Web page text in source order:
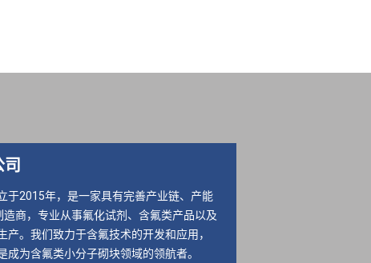
于2015年，是一家具有完善产业链、产能
商，专业从事氟化试剂、含氟类产品以及
。我们致力于含氟技术的开发和应用，
为含氟类小分子砌块领域的领航者。